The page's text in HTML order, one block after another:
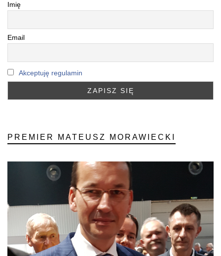
Imię
Email
Akceptuję regulamin
PREMIER MATEUSZ MORAWIECKI